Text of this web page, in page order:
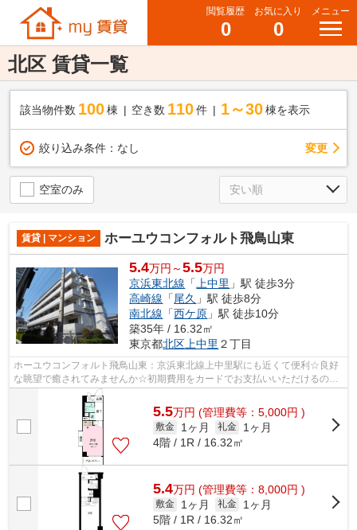
閲覧履歴
0
お気に入り
0
メニュー
北区 賃貸一覧
該当物件数 100棟 空き数 110 件 1～30 棟を表示
絞り込み条件： なし 変更
空室のみ
賃貸 | マンション ホーユウコンフォルト飛鳥山東
5.4万円～5.5万円
京浜東北線 「上中里 」駅 徒歩3分
高崎線 「尾久 」駅 徒歩8分
南北線 「西ケ原 」駅 徒歩10分
築35年 / 16.32㎡
東京都北区上中里 ２丁目
ホーユウコンフォルト飛鳥山東：京浜東北線上中里駅にも近くて便利☆良好
な眺望で癒されてみませんか☆初期費用をカードでお支払いいただけるの
で、カードで決済したい方にもおすすめで...
5.5万円 (管理費等：5,000円 )
敷金 1ヶ月 礼金
1ヶ月
4階 / 1R / 16.32㎡
5.4万円 (管理費等：8,000円 )
敷金 1ヶ月 礼金
1ヶ月
5階 / 1R / 16.32㎡